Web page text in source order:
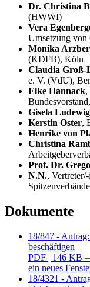
Dr. Christina
(HWWI)
Vera
Umsetzung
Monika
(KDFB), Köln
Claudia Groß-
e. V. (VdU),
Elke Hannack,
Gisela Ludewig
Kerstin Oster,
Henrike von
Christina
Prof. Dr.
N.N.,
Dokumente
18/847 -
beschäftigen
PDF | 146 KB
ein neues
18/4321 -